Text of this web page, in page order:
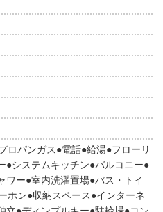
ロパンガス 電話 給湯 フローリ
システムキッチン バルコニー
ワー 室内洗濯置場 バス・トイ
ホン 収納スペース インターネ